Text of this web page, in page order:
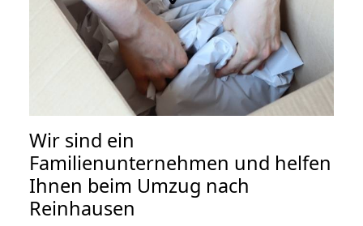
Wir sind ein
Familienunternehmen und helfen
Ihnen beim Umzug nach
Reinhausen